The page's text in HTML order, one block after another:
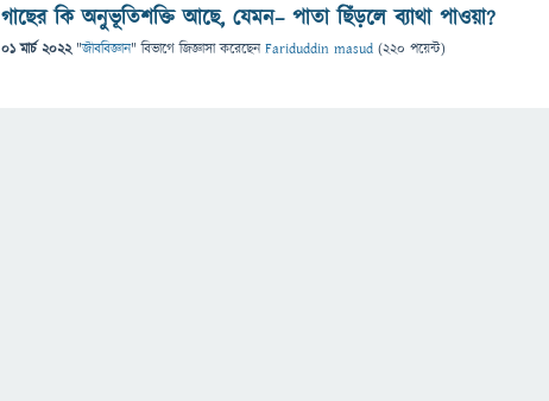
গাছের কি অনুভূতিশক্তি আছে, যেমন– পাতা ছিঁড়লে ব্যাথা পাওয়া?
01 মার্চ 2022 "জীববিজ্ঞান" বিভাগে জিজ্ঞাসাকরেছেনFariduddin masud (220 পয়েন্ট)